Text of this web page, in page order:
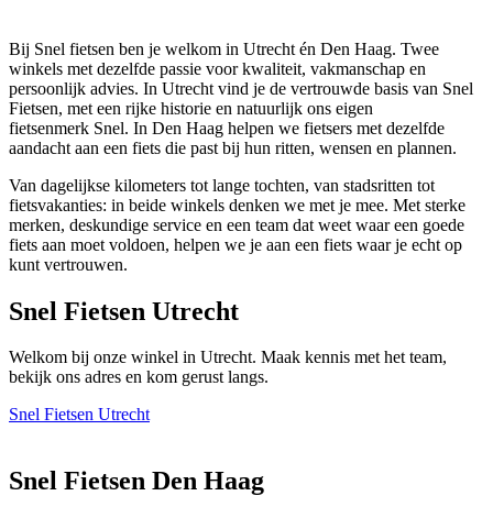
Bij Snel fietsen ben je welkom in Utrecht én Den Haag. Twee
winkels met dezelfde passie voor kwaliteit, vakmanschap en
persoonlijk advies. In Utrecht vind je de vertrouwde basis van Snel
Fietsen, met een rijke historie en natuurlijk ons eigen
fietsenmerk Snel. In Den Haag helpen we fietsers met dezelfde
aandacht aan een fiets die past bij hun ritten, wensen en plannen.
Van dagelijkse kilometers tot lange tochten, van stadsritten tot
fietsvakanties: in beide winkels denken we met je mee. Met sterke
merken, deskundige service en een team dat weet waar een goede
fiets aan moet voldoen, helpen we je aan een fiets waar je echt op
kunt vertrouwen.
Snel Fietsen Utrecht
Welkom bij onze winkel in Utrecht. Maak kennis met het team,
bekijk ons adres en kom gerust langs.
Snel Fietsen Utrecht
Snel Fietsen Den Haag